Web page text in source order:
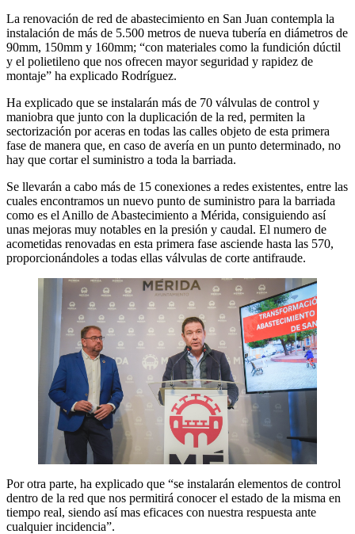
La renovación de red de abastecimiento en San Juan contempla la
instalación de más de 5.500 metros de nueva tubería en diámetros de
90mm, 150mm y 160mm; “con materiales como la fundición dúctil
y el polietileno que nos ofrecen mayor seguridad y rapidez de
montaje” ha explicado Rodríguez.
Ha explicado que se instalarán más de 70 válvulas de control y
maniobra que junto con la duplicación de la red, permiten la
sectorización por aceras en todas las calles objeto de esta primera
fase de manera que, en caso de avería en un punto determinado, no
hay que cortar el suministro a toda la barriada.
Se llevarán a cabo más de 15 conexiones a redes existentes, entre las
cuales encontramos un nuevo punto de suministro para la barriada
como es el Anillo de Abastecimiento a Mérida, consiguiendo así
unas mejoras muy notables en la presión y caudal. El numero de
acometidas renovadas en esta primera fase asciende hasta las 570,
proporcionándoles a todas ellas válvulas de corte antifraude.
Por otra parte, ha explicado que “se instalarán elementos de control
dentro de la red que nos permitirá conocer el estado de la misma en
tiempo real, siendo así mas eficaces con nuestra respuesta ante
cualquier incidencia”.